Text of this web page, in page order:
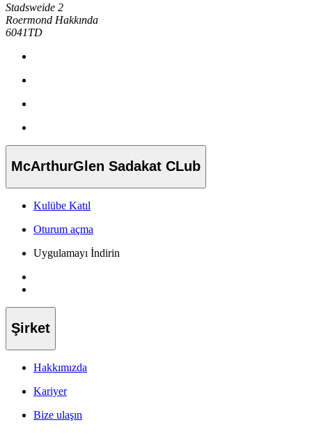
Stadsweide 2
Roermond Hakkında
6041TD
McArthurGlen Sadakat CLub
Kulübe Katıl
Oturum açma
Uygulamayı İndirin
Şirket
Hakkımızda
Kariyer
Bize ulaşın